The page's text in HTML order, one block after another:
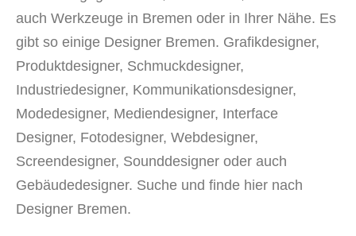
auch Werkzeuge in Bremen oder in Ihrer Nähe. Es
gibt so einige Designer Bremen. Grafikdesigner,
Produktdesigner, Schmuckdesigner,
Industriedesigner, Kommunikationsdesigner,
Modedesigner, Mediendesigner, Interface
Designer, Fotodesigner, Webdesigner,
Screendesigner, Sounddesigner oder auch
Gebäudedesigner. Suche und finde hier nach
Designer Bremen.